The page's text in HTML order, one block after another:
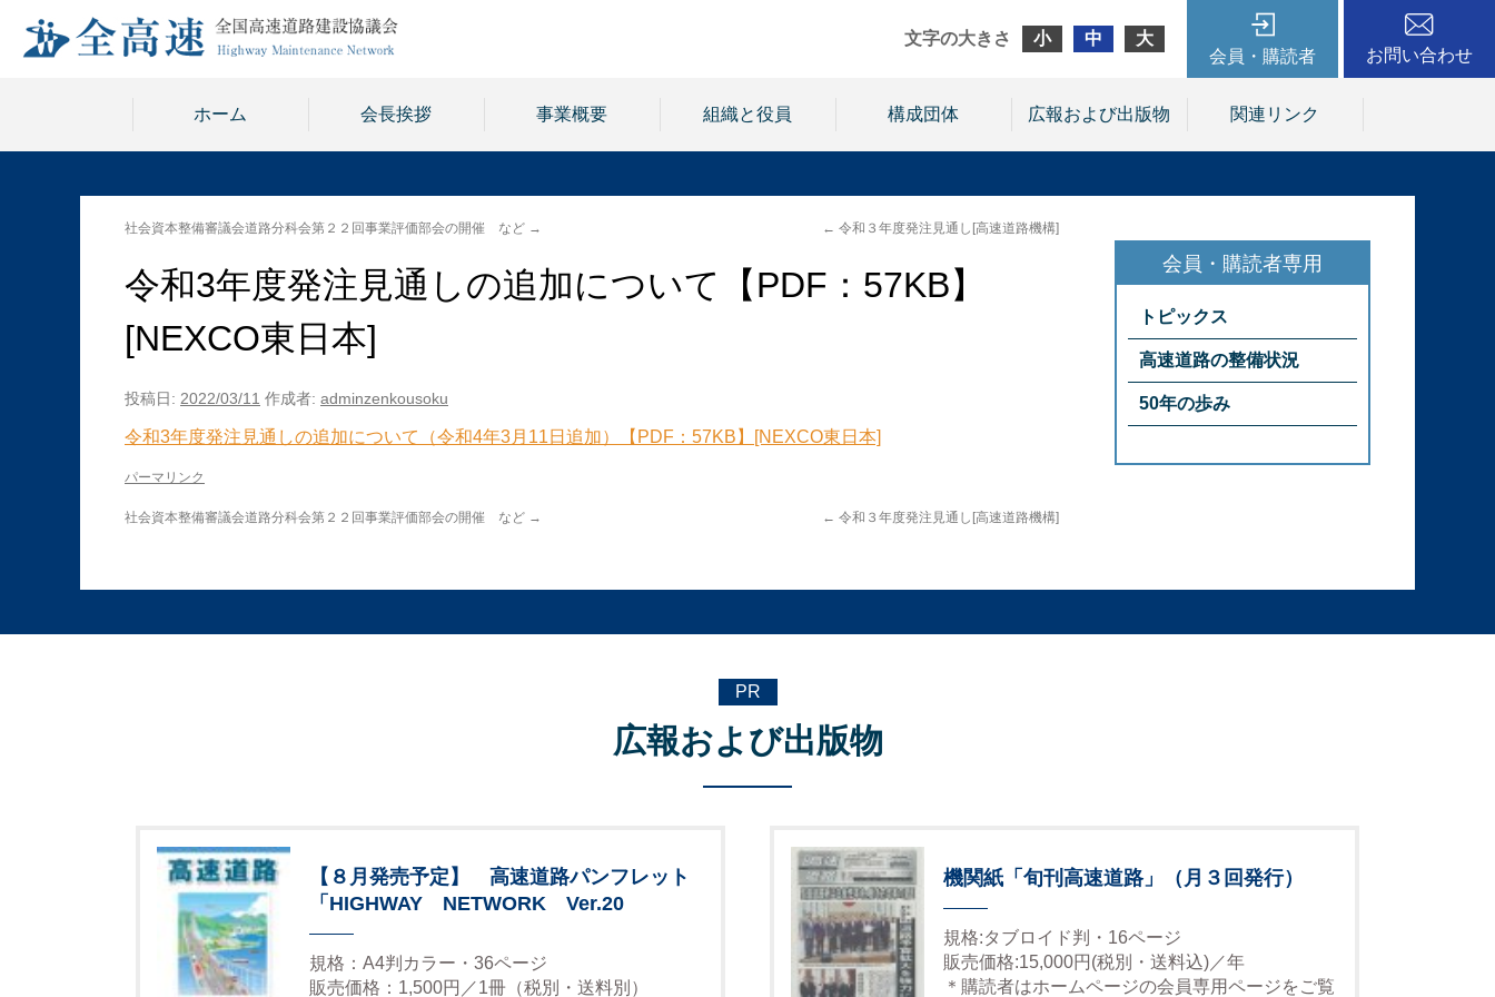
文字の大きさ 小 中
大
会員・購読者
お問い合わせ
ホーム 会長挨拶 事業概要 組織と役員 構成団体 広報および出版物 関連リンク
← 令和３年度発注見通し[高速道路機構]
社会資本整備審議会道路分科会第２２回事業評価部会の開催 など →
令和3年度発注見通しの追加について【PDF：57KB】
[NEXCO東日本]
投稿日: 2022/03/11 作成者: adminzenkousoku
令和3年度発注見通しの追加について（令和4年3月11日追加）【PDF：57KB】[NEXCO東日本]
パーマリンク
← 令和３年度発注見通し[高速道路機構]
社会資本整備審議会道路分科会第２２回事業評価部会の開催 など →
トピックス
高速道路の整備状況
50年の歩み
PR
広報および出版物
【８月発売予定】 高速道路パンフレット
「HIGHWAY NETWORK Ver.20
規格：A4判カラー・36ページ
販売価格：1,500円／1冊（税別・送料別）
機関紙「旬刊高速道路」（月３回発行）
規格:タブロイド判・16ページ
販売価格:15,000円(税別・送料込)／年
＊購読者はホームページの会員専用ページをご覧